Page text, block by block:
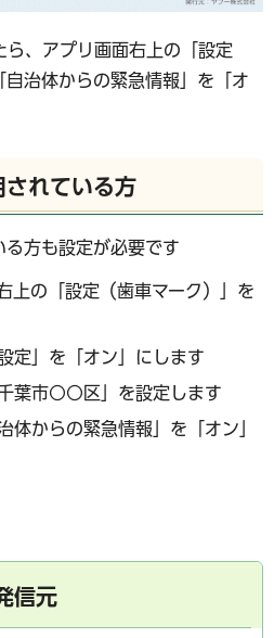
、アプリ画面右上の「設定
自治体からの緊急情報」を「オ
されている方
る方も設定が必要です
上の「設定（歯車マーク）」を
定」を「オン」にします
千葉市○○区」を設定します
体からの緊急情報」を「オン」
信元